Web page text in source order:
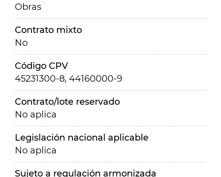
Obras
Contrato mixto
No
Código CPV
45231300-8, 44160000-9
Contrato/lote reservado
No aplica
Legislación nacional aplicable
No aplica
Sujeto a regulación armonizada